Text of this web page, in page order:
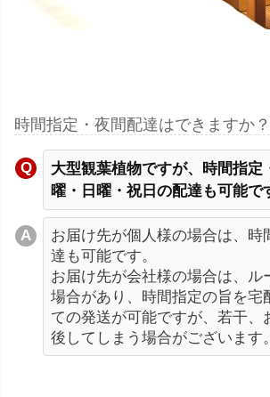
時間指定・夜間配達はできますか？
大型観葉植物ですが、時間指定
曜・日曜・祝日の配達も可能で
お届け先が個人様の場合は、時
達も可能です。
お届け先が会社様の場合は、ル
場合があり、時間指定の旨を宅
ての発送が可能ですが、若干、
後してしまう場合がございます。